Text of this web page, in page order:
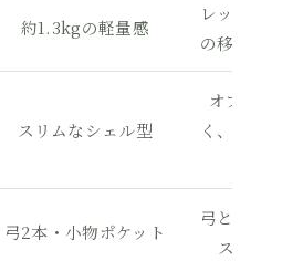
約1.3kgの軽量感
レッスン
の移動で
スリムなシェル型
オブロ
く、背負
弓2本・小物ポケット
弓と必要
スン前